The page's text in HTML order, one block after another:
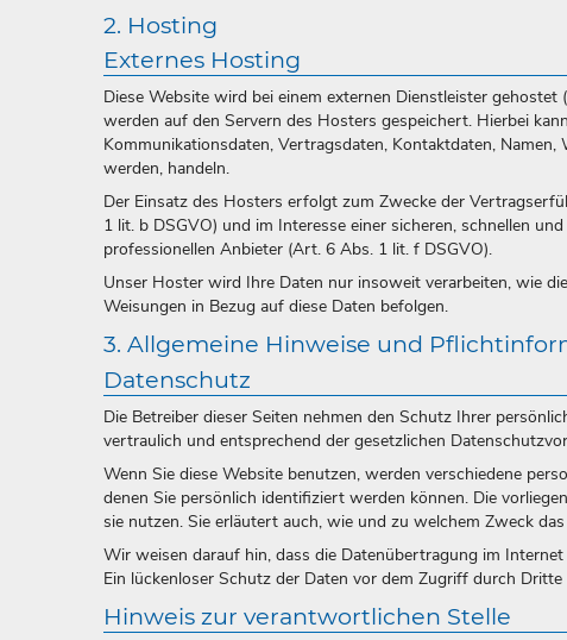
2. Hosting
Externes Hosting
Diese Website wird bei einem externen Dienstleister
werden auf den Servern des Hosters gespeichert. Hierbei
Kommunikationsdaten, Vertragsdaten, Kontaktdaten,
werden, handeln.
Der Einsatz des Hosters erfolgt zum Zwecke der
1 lit. b DSGVO) und im Interesse einer sicheren, schnellen
professionellen Anbieter (Art. 6 Abs. 1 lit. f DSGVO).
Unser Hoster wird Ihre Daten nur insoweit verarbeiten, wie
Weisungen in Bezug auf diese Daten befolgen.
3. Allgemeine Hinweise und
Datenschutz
Die Betreiber dieser Seiten nehmen den Schutz Ihrer
vertraulich und entsprechend der gesetzlichen
Wenn Sie diese Website benutzen, werden verschiedene
denen Sie persönlich identifiziert werden können. Die
sie nutzen. Sie erläutert auch, wie und zu welchem Zweck
Wir weisen darauf hin, dass die Datenübertragung im
Ein lückenloser Schutz der Daten vor dem Zugriff durch
Hinweis zur verantwortlichen Stelle